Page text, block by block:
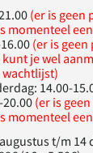
(er is geen
momenteel een
(er is geen
je wel
wachtlijst)
14.00-
(er is
momenteel een
t/m 14